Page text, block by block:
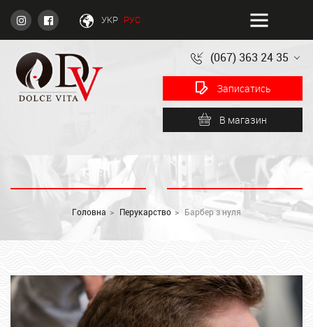
УКР РУС
(067) 363 24 35
Записатись
В магазин
Головна Перукарство Барбер з нуля